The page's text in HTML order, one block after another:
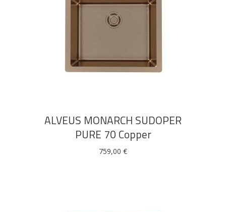
DODAJ U KOŠARICU
ALVEUS MONARCH SUDOPER
PURE 70 Copper
759,00 €